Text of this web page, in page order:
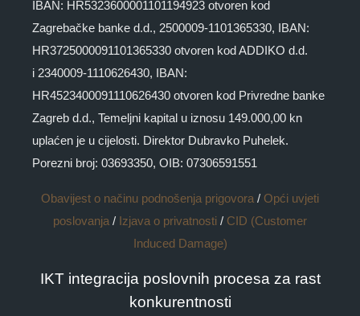
IBAN: HR5323600001101194923 otvoren kod
Zagrebačke banke d.d., 2500009-1101365330, IBAN:
HR3725000091101365330 otvoren kod ADDIKO d.d.
i 2340009-1110626430, IBAN:
HR4523400091110626430 otvoren kod Privredne banke
Zagreb d.d., Temeljni kapital u iznosu 149.000,00 kn
uplaćen je u cijelosti. Direktor Dubravko Puhelek.
Porezni broj: 03693350, OIB: 07306591551
Obavijest o načinu podnošenja prigovora / Opći uvjeti
poslovanja / Izjava o privatnosti / CID (Customer
Induced Damage)
IKT integracija poslovnih procesa za rast
konkurentnosti